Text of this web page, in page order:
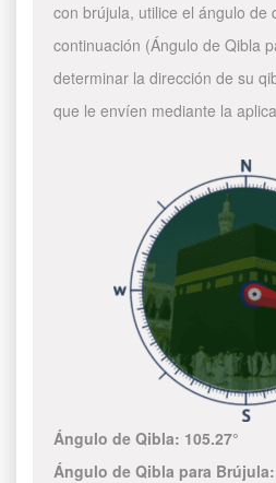
con brújula, utilice el ángulo de
continuación (Ángulo de Qibla
determinar la dirección de su
que le envíen mediante la
Ángulo de Qibla: 105.27°
Ángulo de Qibla para Brújula: